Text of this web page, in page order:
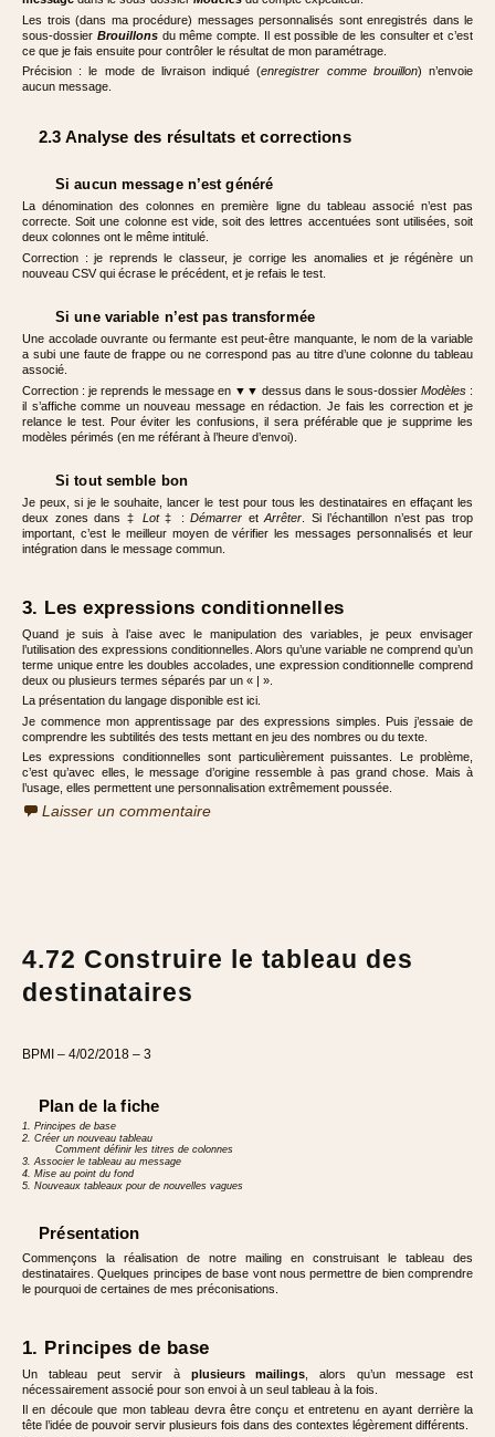
Les trois (dans ma procédure) messages personnalisés sont enregistrés dans le
sous-dossier Brouillons du même compte. Il est possible de les consulter et c’est
ce que je fais ensuite pour contrôler le résultat de mon paramétrage.
Précision : le mode de livraison indiqué (enregistrer comme brouillon) n’envoie
aucun message.
2.3 Analyse des résultats et corrections
Si aucun message n’est généré
La dénomination des colonnes en première ligne du tableau associé n’est pas
correcte. Soit une colonne est vide, soit des lettres accentuées sont utilisées, soit
deux colonnes ont le même intitulé.
Correction : je reprends le classeur, je corrige les anomalies et je régénère un
nouveau CSV qui écrase le précédent, et je refais le test.
Si une variable n’est pas transformée
Une accolade ouvrante ou fermante est peut-être manquante, le nom de la variable
a subi une faute de frappe ou ne correspond pas au titre d’une colonne du tableau
associé.
Correction : je reprends le message en ▼▼ dessus dans le sous-dossier Modèles :
il s’affiche comme un nouveau message en rédaction. Je fais les correction et je
relance le test. Pour éviter les confusions, il sera préférable que je supprime les
modèles périmés (en me référant à l’heure d’envoi).
Si tout semble bon
Je peux, si je le souhaite, lancer le test pour tous les destinataires en effaçant les
deux zones dans ‡ Lot‡ :Démarrer etArrêter . Si l’échantillon n’est pas trop
important, c’est le meilleur moyen de vérifier les messages personnalisés et leur
intégration dans le message commun.
3. Les expressions conditionnelles
Quand je suis à l’aise avec le manipulation des variables, je peux envisager
l’utilisation des expressions conditionnelles. Alors qu’une variable ne comprend qu’un
terme unique entre les doubles accolades, une expression conditionnelle comprend
deux ou plusieurs termes séparés par un « | ».
La présentation du langage disponible est ici.
Je commence mon apprentissage par des expressions simples. Puis j’essaie de
comprendre les subtilités des tests mettant en jeu des nombres ou du texte.
Les expressions conditionnelles sont particulièrement puissantes. Le problème,
c’est qu’avec elles, le message d’origine ressemble à pas grand chose. Mais à
l’usage, elles permettent une personnalisation extrêmement poussée.
Laisser un commentaire
4.72 Construire le tableau des
destinataires
BPMI – 4/02/2018 – 3
Plan de la fiche
1. Principes de base
2. Créer un nouveau tableau
Comment définir les titres de colonnes
3. Associer le tableau au message
4. Mise au point du fond
5. Nouveaux tableaux pour de nouvelles vagues
Présentation
Commençons la réalisation de notre mailing en construisant le tableau des
destinataires. Quelques principes de base vont nous permettre de bien comprendre
le pourquoi de certaines de mes préconisations.
1. Principes de base
Un tableau peut servir à plusieurs mailings , alors qu’un message est
nécessairement associé pour son envoi à un seul tableau à la fois.
Il en découle que mon tableau devra être conçu et entretenu en ayant derrière la
tête l’idée de pouvoir servir plusieurs fois dans des contextes légèrement différents.